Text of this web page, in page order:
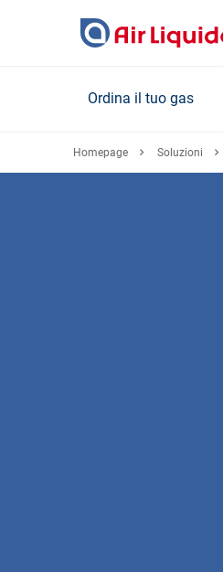
Ordina il tuo gas
Homepage Soluzioni